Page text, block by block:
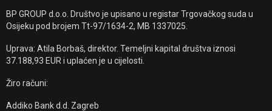
BP GROUP d.o.o. Društvo je upisano u registar Trgovačkog suda u
Osijeku pod brojem Tt-97/1634-2, MB 1337025.
Uprava: Atila Borbaš, direktor. Temeljni kapital društva iznosi
37.188,93 EUR i uplaćen je u cijelosti.
Žiro računi:
Addiko Bank d.d. Zagreb